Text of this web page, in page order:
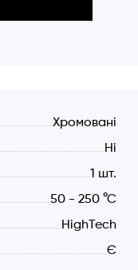
Хромовані
Ні
1 шт.
50 - 250 °С
HighTech
Є